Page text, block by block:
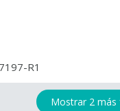
R1
Mostrar 2 más